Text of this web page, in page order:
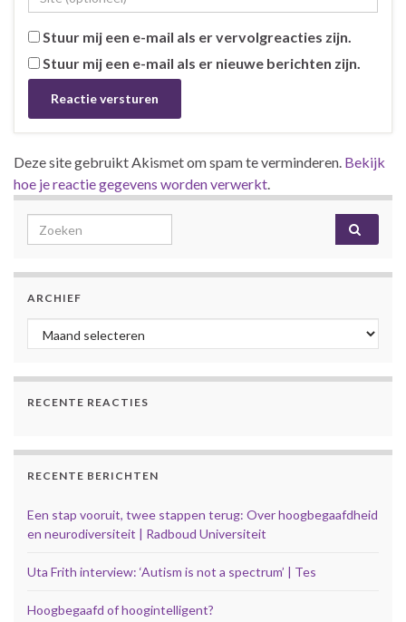
Stuur mij een e-mail als er vervolgreacties zijn.
Stuur mij een e-mail als er nieuwe berichten zijn.
Deze site gebruikt Akismet om spam te verminderen. Bekijk
hoe je reactie gegevens worden verwerkt.
Search for:
ARCHIEF
Archief
RECENTE REACTIES
RECENTE BERICHTEN
Een stap vooruit, twee stappen terug: Over hoogbegaafdheid
en neurodiversiteit | Radboud Universiteit
Uta Frith interview: ‘Autism is not a spectrum’ | Tes
Hoogbegaafd of hoogintelligent?